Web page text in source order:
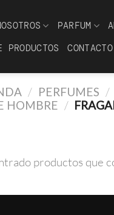
PARFUM
PRODUCTOS
CONTACTO
/ PERFUMES /
HOMBRE /
productos que